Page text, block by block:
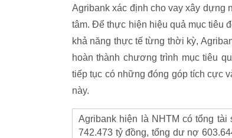
Agribank xác định cho vay xây dựng
tâm. Để thực hiện hiệu quả mục tiêu
khả năng thực tế từng thời kỳ,
hoàn thành chương trình mục tiêu
tiếp tục có những đóng góp tích cực
này.
Agribank hiện là NHTM có tổng
742.473 tỷ đồng, tổng dư nợ